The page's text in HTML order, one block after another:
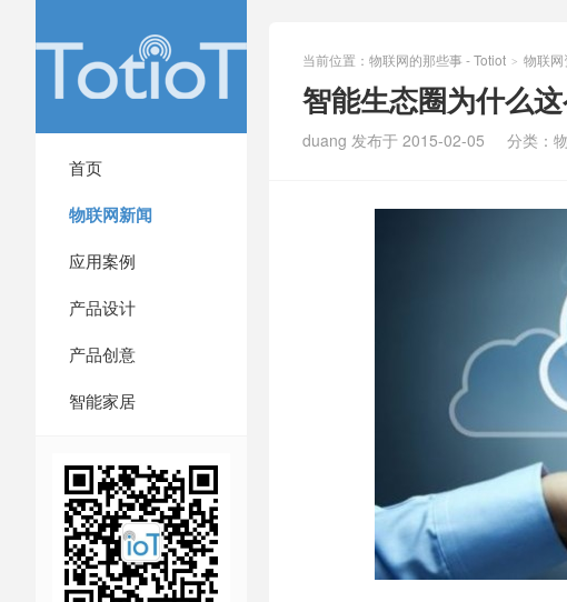
首页
物联网新闻
应用案例
产品设计
产品创意
智能家居
当前位置： 物联网的那些事 - Totiot > 物联网
智能生态圈为什么这
duang 发布于 2015-02-05 分类：